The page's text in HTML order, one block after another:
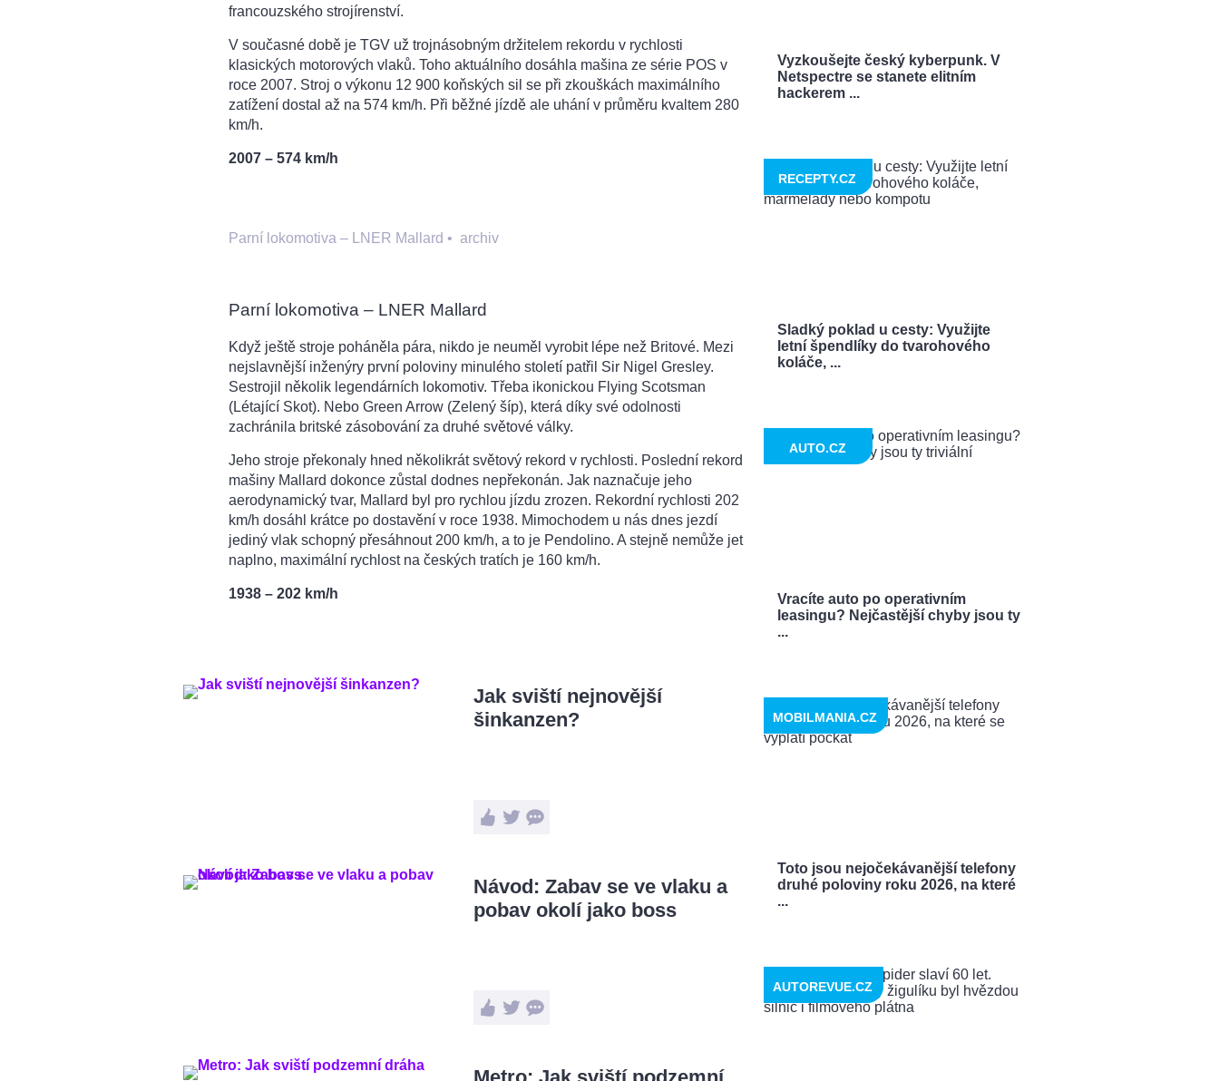
francouzského strojírenství.
V současné době je TGV už trojnásobným držitelem rekordu v rychlosti
klasických motorových vlaků. Toho aktuálního dosáhla mašina ze série POS v
roce 2007. Stroj o výkonu 12 900 koňských sil se při zkouškách maximálního
zatížení dostal až na 574 km/h. Při běžné jízdě ale uhání v průměru kvaltem 280
km/h.
2007 – 574 km/h
Parní lokomotiva – LNER Mallard • archiv
Parní lokomotiva – LNER Mallard
Když ještě stroje poháněla pára, nikdo je neuměl vyrobit lépe než Britové. Mezi
nejslavnější inženýry první poloviny minulého století patřil Sir Nigel Gresley.
Sestrojil několik legendárních lokomotiv. Třeba ikonickou Flying Scotsman
(Létající Skot). Nebo Green Arrow (Zelený šíp), která díky své odolnosti
zachránila britské zásobování za druhé světové války.
Jeho stroje překonaly hned několikrát světový rekord v rychlosti. Poslední rekord
mašiny Mallard dokonce zůstal dodnes nepřekonán. Jak naznačuje jeho
aerodynamický tvar, Mallard byl pro rychlou jízdu zrozen. Rekordní rychlosti 202
km/h dosáhl krátce po dostavění v roce 1938. Mimochodem u nás dnes jezdí
jediný vlak schopný přesáhnout 200 km/h, a to je Pendolino. A stejně nemůže jet
naplno, maximální rychlost na českých tratích je 160 km/h.
1938 – 202 km/h
Jak sviští nejnovější
šinkanzen?
Návod: Zabav se ve vlaku a
pobav okolí jako boss
Metro: Jak sviští podzemní
Vyzkoušejte český kyberpunk. V
Netspectre se stanete elitním
hackerem ...
Sladký poklad u cesty: Využijte
letní špendlíky do tvarohového
koláče, ...
RECEPTY.CZ
Vracíte auto po operativním
leasingu? Nejčastější chyby jsou ty
...
AUTO.CZ
Toto jsou nejočekávanější telefony
druhé poloviny roku 2026, na které
...
MOBILMANIA.CZ
AUTOREVUE.CZ